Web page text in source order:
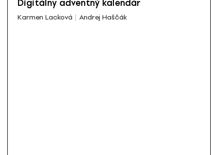
Digitálny adventný kalendár
Karmen Lacková Andrej Haščák